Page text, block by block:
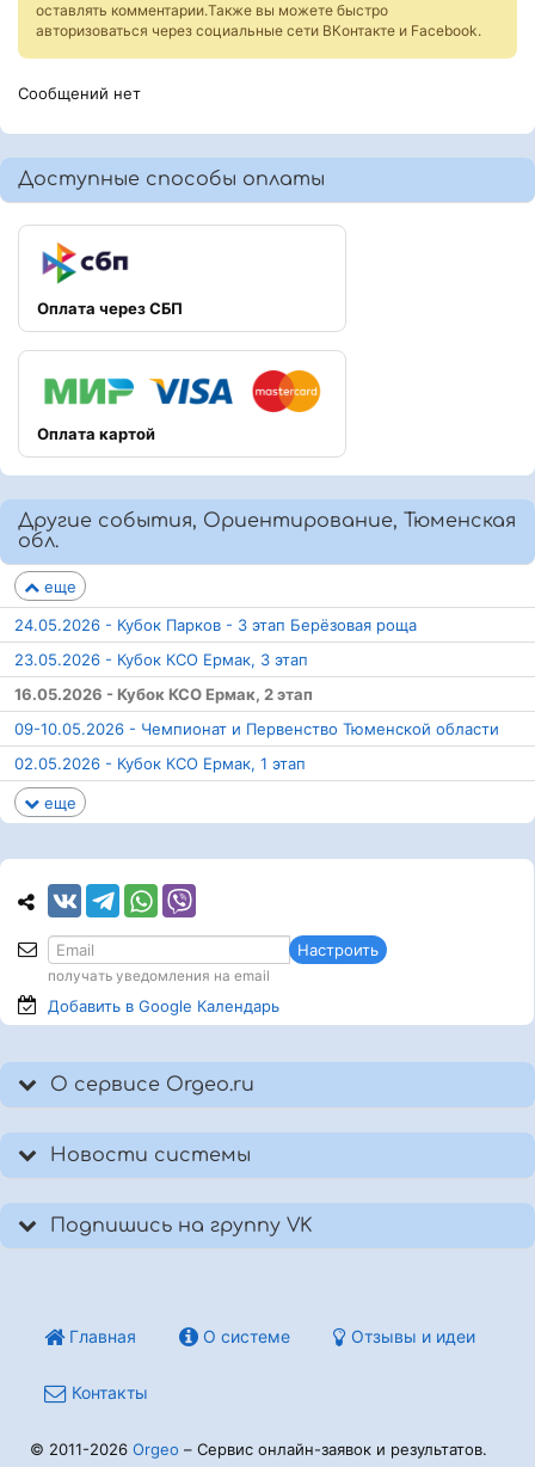
оставлять комментарии.Также вы можете быстро
авторизоваться через социальные сети ВКонтакте и Facebook.
Сообщений нет
Доступные способы оплаты
Оплата через СБП
Оплата картой
Другие события, Ориентирование, Тюменская
обл.
еще
24.05.2026 - Кубок Парков - 3 этап Берёзовая роща
23.05.2026 - Кубок КСО Ермак, 3 этап
16.05.2026 - Кубок КСО Ермак, 2 этап
09-10.05.2026 - Чемпионат и Первенство Тюменской области
02.05.2026 - Кубок КСО Ермак, 1 этап
еще
Настроить
получать уведомления на email
Добавить в Google Календарь
О сервисе Orgeo.ru
Новости системы
Подпишись на группу VK
Главная О системе Отзывы и идеи
Контакты
© 2011-2026 Orgeo – Сервис онлайн-заявок и результатов.